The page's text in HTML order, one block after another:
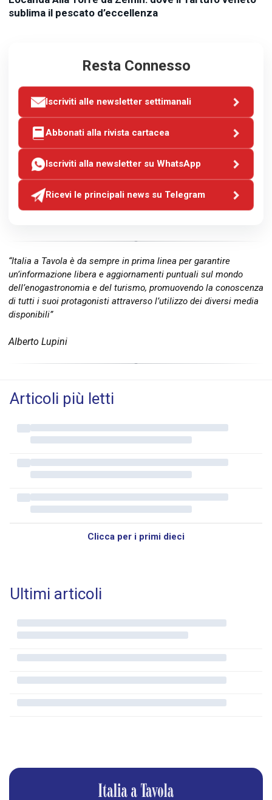
sublima il pescato d’eccellenza
Resta Connesso
Iscriviti alle newsletter settimanali
Abbonati alla rivista cartacea
Iscriviti alla newsletter su WhatsApp
Ricevi le principali news su Telegram
“Italia a Tavola è da sempre in prima linea per garantire
un’informazione libera e aggiornamenti puntuali sul mondo
dell’enogastronomia e del turismo, promuovendo la conoscenza
di tutti i suoi protagonisti attraverso l’utilizzo dei diversi media
disponibili”
Alberto Lupini
Articoli più letti
Clicca per i primi dieci
Ultimi articoli